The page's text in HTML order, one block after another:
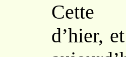
Cette
d’hier,